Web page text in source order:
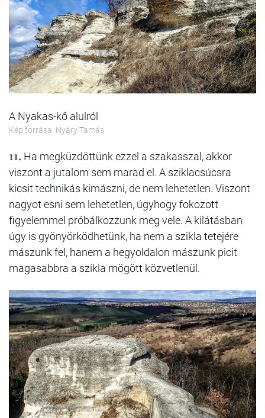
A Nyakas-kő alulról
Kép forrása: Nyáry Tamás
11. Ha megküzdöttünk ezzel a szakasszal, akkor
viszont a jutalom sem marad el. A sziklacsúcsra
kicsit technikás kimászni, de nem lehetetlen. Viszont
nagyot esni sem lehetetlen, úgyhogy fokozott
figyelemmel próbálkozzunk meg vele. A kilátásban
úgy is gyönyörködhetünk, ha nem a szikla tetejére
mászunk fel, hanem a hegyoldalon mászunk picit
magasabbra a szikla mögött közvetlenül.